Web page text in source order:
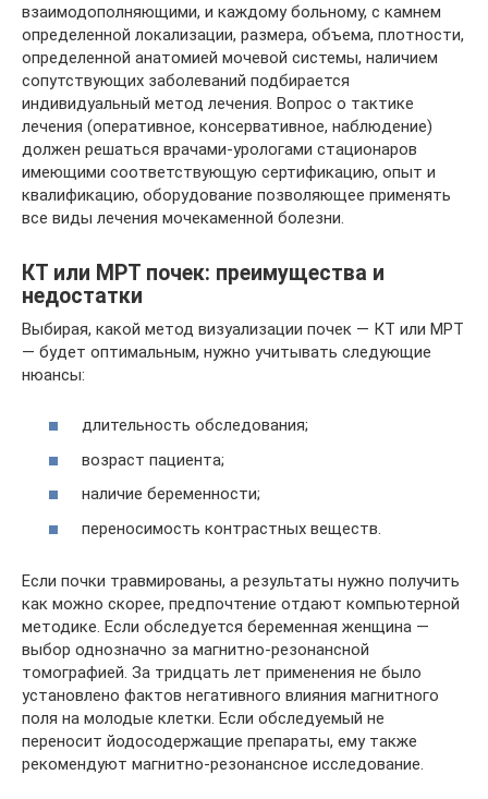
взаимодополняющими, и каждому больному, с камнем
определенной локализации, размера, объема, плотности,
определенной анатомией мочевой системы, наличием
сопутствующих заболеваний подбирается
индивидуальный метод лечения. Вопрос о тактике
лечения (оперативное, консервативное, наблюдение)
должен решаться врачами-урологами стационаров
имеющими соответствующую сертификацию, опыт и
квалификацию, оборудование позволяющее применять
все виды лечения мочекаменной болезни.
КТ или МРТ почек: преимущества и
недостатки
Выбирая, какой метод визуализации почек — КТ или МРТ
— будет оптимальным, нужно учитывать следующие
нюансы:
длительность обследования;
возраст пациента;
наличие беременности;
переносимость контрастных веществ.
Если почки травмированы, а результаты нужно получить
как можно скорее, предпочтение отдают компьютерной
методике. Если обследуется беременная женщина —
выбор однозначно за магнитно-резонансной
томографией. За тридцать лет применения не было
установлено фактов негативного влияния магнитного
поля на молодые клетки. Если обследуемый не
переносит йодосодержащие препараты, ему также
рекомендуют магнитно-резонансное исследование.